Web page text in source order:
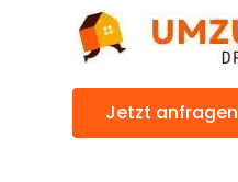
Jetzt anfragen